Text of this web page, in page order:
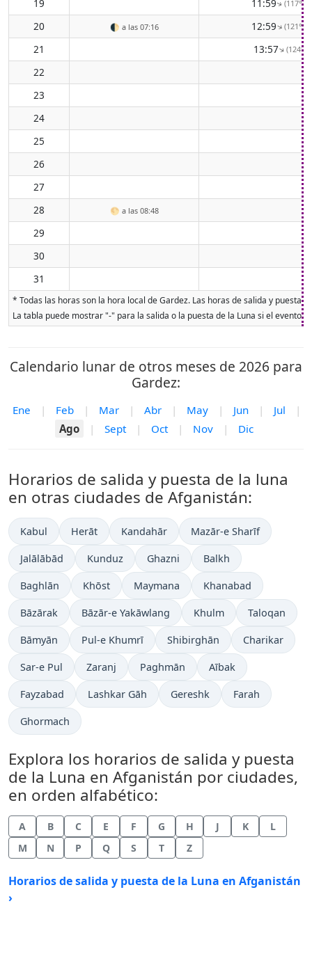
19 11:59↑(117°
20 🌓 a las 07:16 12:59↑(121°
21 13:57↑(124°
22
23
24
25
26
27
28
🌕 a las 08:48
29
30
31
* Todas las horas son la hora local de Gardez. Las horas de salida y
La tabla puede mostrar "-" para la salida o la puesta de la Luna si el evento
Calendario lunar de otros meses de 2026 para
Gardez:
Ene | Feb | Mar | Abr | May | Jun | Jul
|
Ago
| Sept | Oct | Nov | Dic
Horarios de salida y puesta de la luna
en otras ciudades de Afganistán:
Kabul Herāt Kandahār Mazār-e Sharīf
Jalālābād Kunduz Ghazni Balkh
Baghlān Khōst Maymana Khanabad
Bāzārak Bāzār-e Yakāwlang Khulm Taloqan
Bāmyān Pul-e Khumrī Shibirghān Charikar
Sar-e Pul Zaranj Paghmān Aībak
Fayzabad Lashkar Gāh Gereshk Farah
Ghormach
Explora los horarios de salida y puesta
de la Luna en Afganistán por ciudades,
en orden alfabético:
A B C E F G H J K
L
M
N P Q S T Z
Horarios de salida y puesta de la Luna en Afganistán
›